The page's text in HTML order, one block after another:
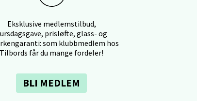
Eksklusive medlemstilbud,
prisløfte, glass- og
som klubbmedlem hos
Tilbords får du mange fordeler!
BLI MEDLEM